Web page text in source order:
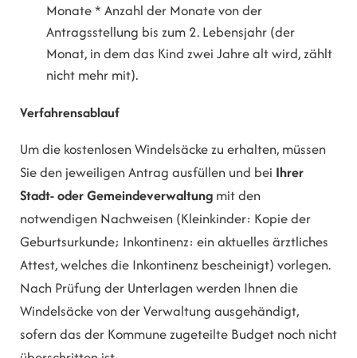
Monate * Anzahl der Monate von der
Antragsstellung bis zum 2. Lebensjahr (der
Monat, in dem das Kind zwei Jahre alt wird, zählt
nicht mehr mit).
Verfahrensablauf
Um die kostenlosen Windelsäcke zu erhalten, müssen
Sie den jeweiligen Antrag ausfüllen und bei Ihrer
Stadt- oder Gemeindeverwaltung mit den
notwendigen Nachweisen (Kleinkinder: Kopie der
Geburtsurkunde; Inkontinenz: ein aktuelles ärztliches
Attest, welches die Inkontinenz bescheinigt) vorlegen.
Nach Prüfung der Unterlagen werden Ihnen die
Windelsäcke von der Verwaltung ausgehändigt,
sofern das der Kommune zugeteilte Budget noch nicht